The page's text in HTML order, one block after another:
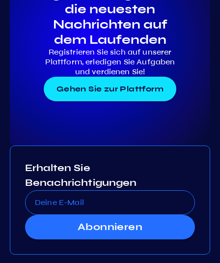
die neuesten
Nachrichten auf
dem Laufenden
Registrieren Sie sich auf unserer
Plattform, erledigen Sie Aufgaben
und verdienen Sie!
Gehen Sie zur Plattform
Erhalten Sie
Benachrichtigungen
Abonnieren